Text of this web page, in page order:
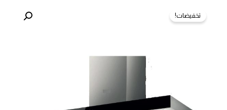
تخفيضات!